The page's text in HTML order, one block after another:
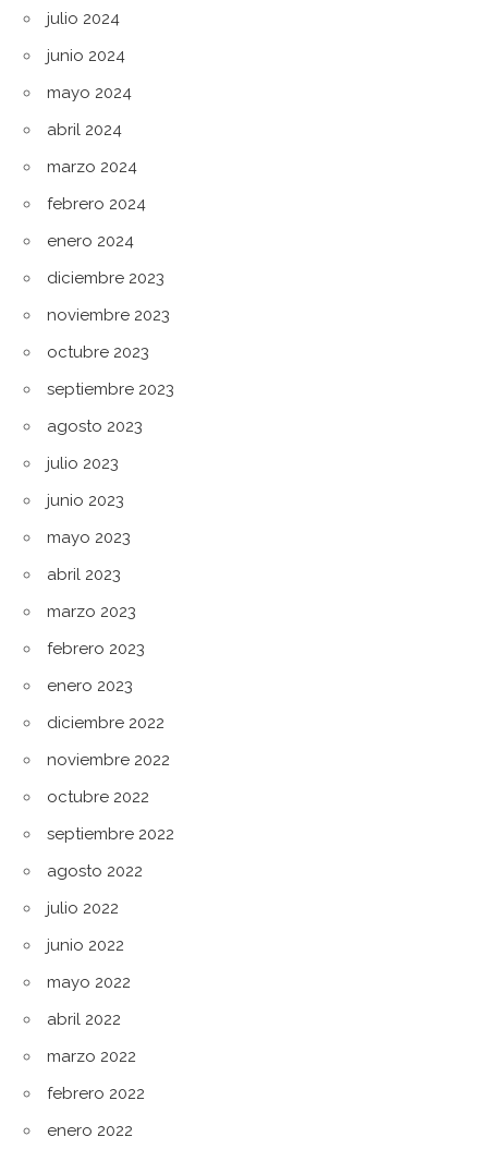
julio 2024
junio 2024
mayo 2024
abril 2024
marzo 2024
febrero 2024
enero 2024
diciembre 2023
noviembre 2023
octubre 2023
septiembre 2023
agosto 2023
julio 2023
junio 2023
mayo 2023
abril 2023
marzo 2023
febrero 2023
enero 2023
diciembre 2022
noviembre 2022
octubre 2022
septiembre 2022
agosto 2022
julio 2022
junio 2022
mayo 2022
abril 2022
marzo 2022
febrero 2022
enero 2022